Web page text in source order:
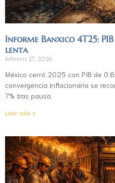
Informe Banxico 4T25:
lenta
febrero 27, 2026
México cerró 2025 con PIB de
convergencia inflacionaria se
7% tras pausa.
Leer más »